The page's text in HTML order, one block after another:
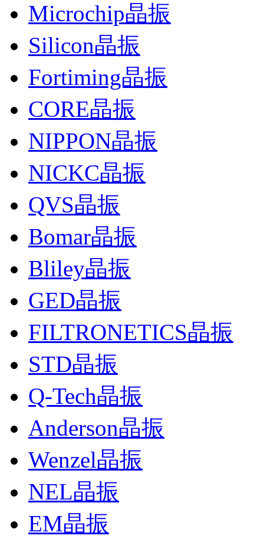
Microchip晶振
Silicon晶振
Fortiming晶振
CORE晶振
NIPPON晶振
NICKC晶振
QVS晶振
Bomar晶振
Bliley晶振
GED晶振
FILTRONETICS晶振
STD晶振
Q-Tech晶振
Anderson晶振
Wenzel晶振
NEL晶振
EM晶振